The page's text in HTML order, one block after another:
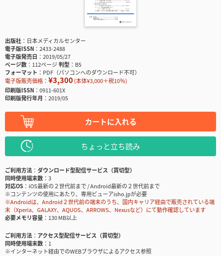
出版社
日本メディカルセンター
電子版ISSN
2433-2488
電子版発売日
2019/05/27
ページ数
112ページ判型
B5
フォーマット
PDF（パソコンへのダウンロード不可）
電子版販売価格： ¥3,300(本体¥3,000＋税10％)
印刷版ISSN
0911-601X
印刷版発行年月
2019/05
カートに入れる
ちょっと立ち読み
ご利用方法
ダウンロード型配信サービス（買切型）
同時使用端末数
3
対応OS
iOS最新の２世代前まで / Android最新の２世代前まで
※コンテンツの使用にあたり、専用ビューアisho.jpが必要
※Androidは、Android２世代前の端末のうち、国内キャリア経由で販売されている端
末（Xperia、GALAXY、AQUOS、ARROWS、Nexusなど）にて動作確認しています
必要メモリ容量
130 MB以上
ご利用方法
アクセス型配信サービス（買切型）
同時使用端末数
1
※インターネット経由でのWEBブラウザによるアクセス参照